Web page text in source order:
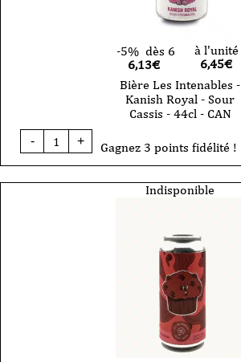
-5% dès 6
6,13€
à l'unité
6,45€
Bière Les Intenables -
Kanish Royal - Sour
Cassis - 44cl - CAN
-
quantité
de
Intenables
+ Gagnez 3 points fidélité !
Indisponible